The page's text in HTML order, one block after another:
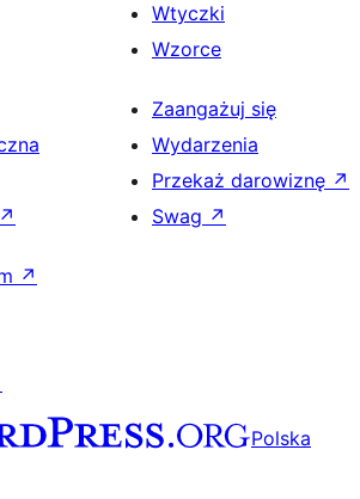
Wtyczki
Wzorce
↗
Zaangażuj się
Wydarzenia
Przekaż darowiznę ↗
Swag ↗
↗
Polska